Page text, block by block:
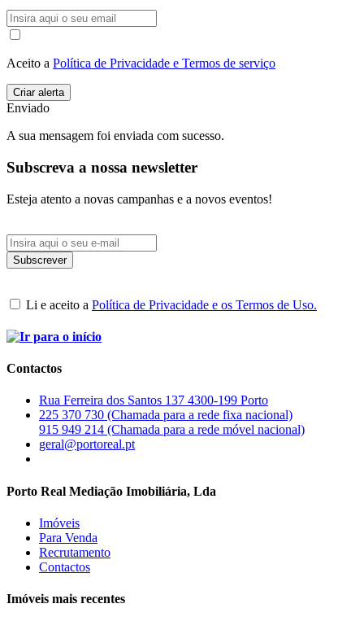
Aceito a Política de Privacidade e Termos de serviço
Enviado
A sua mensagem foi enviada com sucesso.
Subscreva a nossa newsletter
Esteja atento a novas campanhas e a novos eventos!
Li e aceito a Política de Privacidade e os Termos de Uso.
Contactos
Rua Ferreira dos Santos 137 4300-199 Porto
225 370 730 (Chamada para a rede fixa nacional)
915 949 214 (Chamada para a rede móvel nacional)
geral@portoreal.pt
Porto Real Mediação Imobiliária, Lda
Imóveis
Para Venda
Recrutamento
Contactos
Imóveis mais recentes